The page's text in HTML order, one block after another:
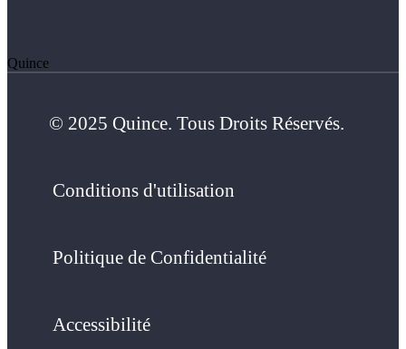
Quince
© 2025 Quince. Tous Droits Réservés.
Conditions d'utilisation
Politique de Confidentialité
Accessibilité